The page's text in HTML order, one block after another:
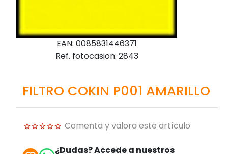
EAN: 0085831446371
Ref. fotocasion: 2843
FILTRO COKIN P001 AMARILLO
Comenta y valora este artículo
¿Dudas? Accede a nuestros